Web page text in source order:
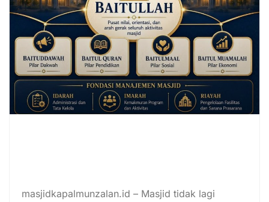
masjidkapalmunzalan.id – Masjid tidak lagi